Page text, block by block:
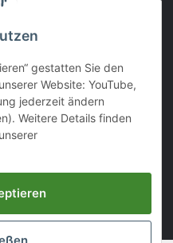
gestatten Sie den
Website: YouTube,
jederzeit ändern
Weitere Details finden